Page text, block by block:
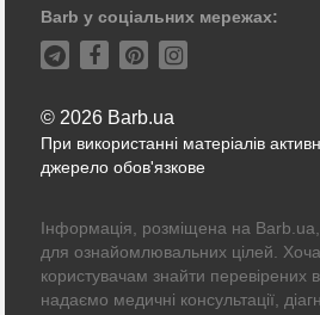
Barb у соціальних мережах:
© 2026 Barb.ua
При використанні матеріалів
джерело обов'язкове
Інформація, розміщена на Barb.ua,
для ознайомлювальних цілей.
користувачам знайти перевірених
надаємо медичні консультації,